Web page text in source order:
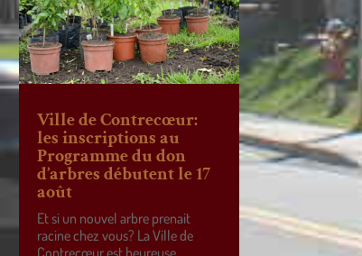
Ville de Contrecœur:
les inscriptions au
Programme du don
d’arbres débutent le 17
août
Et si un nouvel arbre prenait
racine chez vous? La Ville de